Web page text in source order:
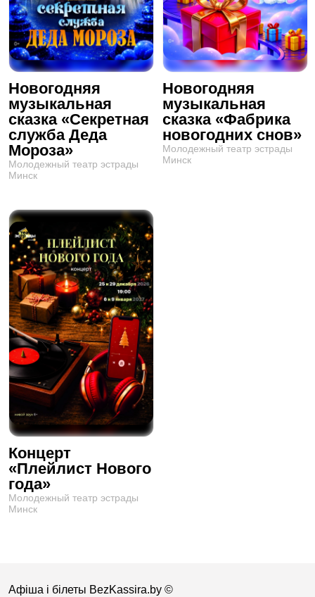
Новогодняя
музыкальная
сказка «Секретная
служба Деда
Мороза»
Молодежный театр эстрады
Минск
Новогодняя
музыкальная
сказка «Фабрика
новогодних снов»
Молодежный театр эстрады
Минск
Концерт
«Плейлист Нового
года»
Молодежный театр эстрады
Минск
Афіша і білеты BezKassira.by ©